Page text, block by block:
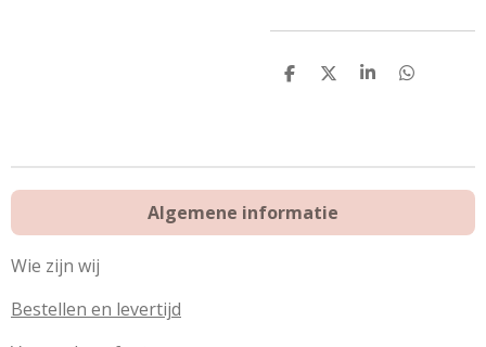
D
D
S
D
Algemene informatie
Wie zijn wij
Bestellen en levertijd